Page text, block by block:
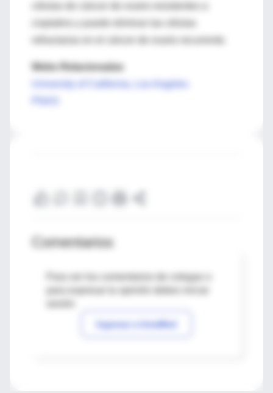
Webs Relacionadas
University of California, Los Angeles
Comentarios
Para ver los comentarios de colegas o
Ingresar a IntraMed